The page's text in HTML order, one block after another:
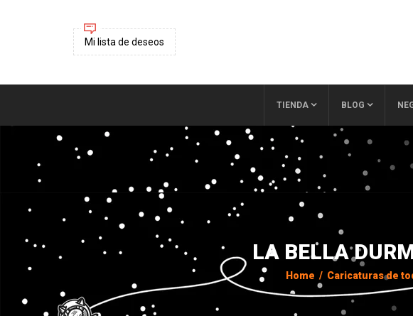
Mi lista de deseos
TIENDA BLOG
LA BELLA
Home / Caricaturas de